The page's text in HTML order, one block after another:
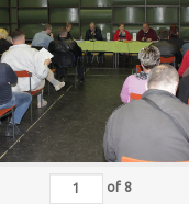
of 8